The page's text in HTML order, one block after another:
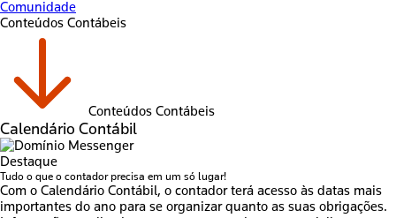
Comunidade
Conteúdos Contábeis
Conteúdos Contábeis
Calendário Contábil
Destaque
Tudo o que o contador precisa em um só lugar!
Com o Calendário Contábil, o contador terá acesso às datas mais
importantes do ano para se organizar quanto as suas obrigações.